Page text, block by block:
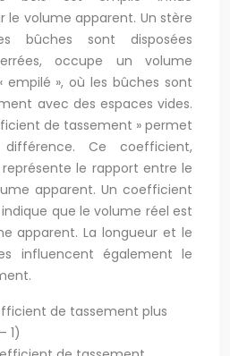
le volume apparent. Un stère
bûches sont disposées
occupe un volume
empilé », où les bûches sont
avec des espaces vides.
de tassement » permet
Ce coefficient,
le rapport entre le
apparent. Un coefficient
que le volume réel est
apparent. La longueur et le
influencent également le
de tassement plus
1)